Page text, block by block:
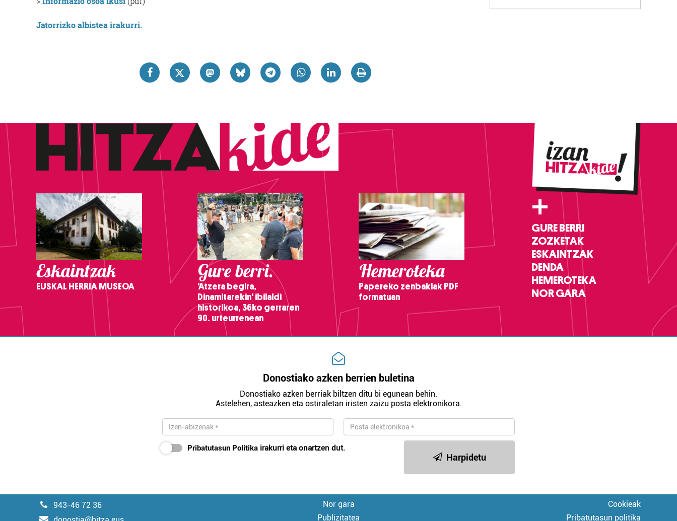
Jatorrizko albistea irakurri.
Eskaintzak
EUSKAL HERRIA MUSEOA
Gure berri.
'Atzera begira,
Dinamitarekin' ibilaldi
historikoa, 36ko gerraren
90. urteurrenean
Hemeroteka
Papereko zenbakiak PDF
formatuan
+
GURE BERRI
ZOZKETAK
ESKAINTZAK
DENDA
HEMEROTEKA
NOR GARA
Donostiako azken berrien buletina
Donostiako azken berriak biltzen ditu bi egunean behin.
Astelehen, asteazken eta ostiraletan iristen zaizu posta elektronikora.
Pribatutasun Politika irakurri eta onartzen dut.
Harpidetu
943-46 72 36
Nor gara
Publizitatea
Cookieak
Pribatutasun politika